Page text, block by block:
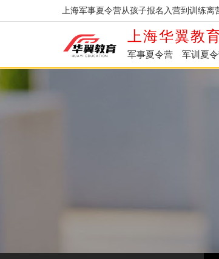
上海军事夏令营从孩子报名入营到训练
上海华翼教
军事夏令营 军训夏